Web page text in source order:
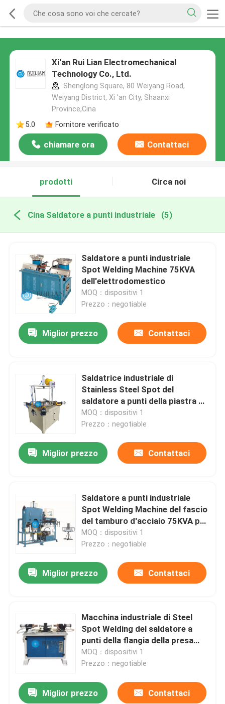
Xi'an Rui Lian Electromechanical
Technology Co., Ltd.
Shenglong Square, 80 Weiyang Road,
Weiyang District, Xi 'an City, Shaanxi
Province,Cina
5.0
Fornitore verificato
chiamare ora Contattaci
prodotti Circa noi
Cina Saldatore a punti industriale (5)
Saldatore a punti industriale
Spot Welding Machine 75KVA
dell'elettrodomestico
MOQ：dispositivi 1
Prezzo：negotiable
Miglior prezzo Contattaci
Saldatrice industriale di
Stainless Steel Spot del
saldatore a punti della piastra di
riscaldamento 75KVA
MOQ：dispositivi 1
Prezzo：negotiable
Miglior prezzo Contattaci
Saldatore a punti industriale
Spot Welding Machine del fascio
del tamburo d'acciaio 75KVA per
acciaio inossidabile
MOQ：dispositivi 1
Prezzo：negotiable
Miglior prezzo Contattaci
Macchina industriale di Steel
Spot Welding del saldatore a
punti della flangia della presa
d'aria
MOQ：dispositivi 1
Prezzo：negotiable
Miglior prezzo Contattaci